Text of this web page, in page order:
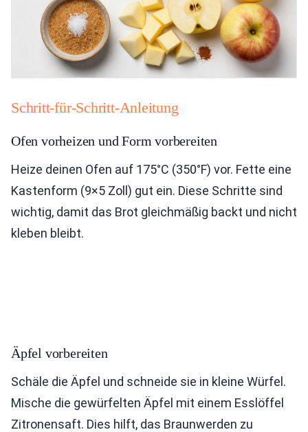
Schritt-für-Schritt-Anleitung
Ofen vorheizen und Form vorbereiten
Heize deinen Ofen auf 175°C (350°F) vor. Fette eine
Kastenform (9×5 Zoll) gut ein. Diese Schritte sind
wichtig, damit das Brot gleichmäßig backt und nicht
kleben bleibt.
Äpfel vorbereiten
Schäle die Äpfel und schneide sie in kleine Würfel.
Mische die gewürfelten Äpfel mit einem Esslöffel
Zitronensaft. Dies hilft, das Braunwerden zu